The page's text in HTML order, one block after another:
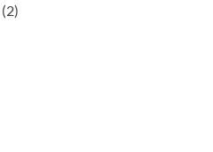
(2)